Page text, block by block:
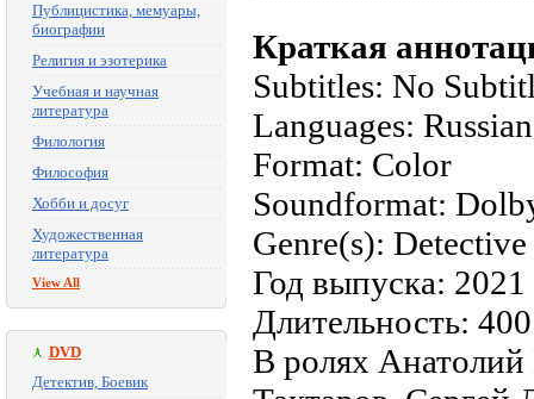
Публицистика, мемуары,
биографии
Религия и эзотерика
Учебная и научная
литература
Филология
Философия
Хобби и досуг
Художественная
литература
View All
DVD
Детектив, Боевик
Краткая
Subtitles: No
Languages: Russian
Format: Color
Soundformat:
Genre(s):
Год выпуска: 2021
Длительность:
В ролях